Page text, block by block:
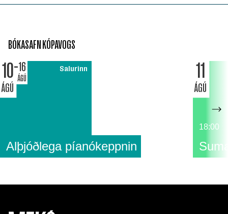
BÓKASAFN KÓPAVOGS
10
ÁGÚ
16
ÁGÚ
Salurinn
Alþjóðlega píanókeppnin
11
ÁGÚ
18:00